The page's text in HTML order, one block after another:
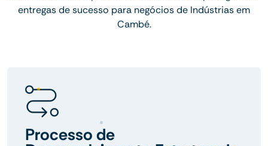
entregas de sucesso para negócios de Indústrias em
Cambé.
Processo de